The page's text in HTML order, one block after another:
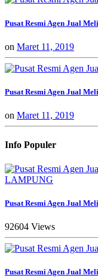
Pusat Resmi Agen Jual
on Maret 11, 2019
Pusat Resmi Agen Jual
on Maret 11, 2019
Info Populer
Pusat Resmi Agen Jual
92604 Views
Pusat Resmi Agen Jual